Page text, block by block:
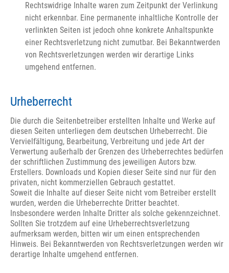
Rechtswidrige Inhalte waren zum Zeitpunkt der Verlinkung
nicht erkennbar. Eine permanente inhaltliche Kontrolle der
verlinkten Seiten ist jedoch ohne konkrete Anhaltspunkte
einer Rechtsverletzung nicht zumutbar. Bei Bekanntwerden
von Rechtsverletzungen werden wir derartige Links
umgehend entfernen.
Urheberrecht
Die durch die Seitenbetreiber erstellten Inhalte und Werke auf
diesen Seiten unterliegen dem deutschen Urheberrecht. Die
Vervielfältigung, Bearbeitung, Verbreitung und jede Art der
Verwertung außerhalb der Grenzen des Urheberrechtes bedürfen
der schriftlichen Zustimmung des jeweiligen Autors bzw.
Erstellers. Downloads und Kopien dieser Seite sind nur für den
privaten, nicht kommerziellen Gebrauch gestattet.
Soweit die Inhalte auf dieser Seite nicht vom Betreiber erstellt
wurden, werden die Urheberrechte Dritter beachtet.
Insbesondere werden Inhalte Dritter als solche gekennzeichnet.
Sollten Sie trotzdem auf eine Urheberrechtsverletzung
aufmerksam werden, bitten wir um einen entsprechenden
Hinweis. Bei Bekanntwerden von Rechtsverletzungen werden wir
derartige Inhalte umgehend entfernen.